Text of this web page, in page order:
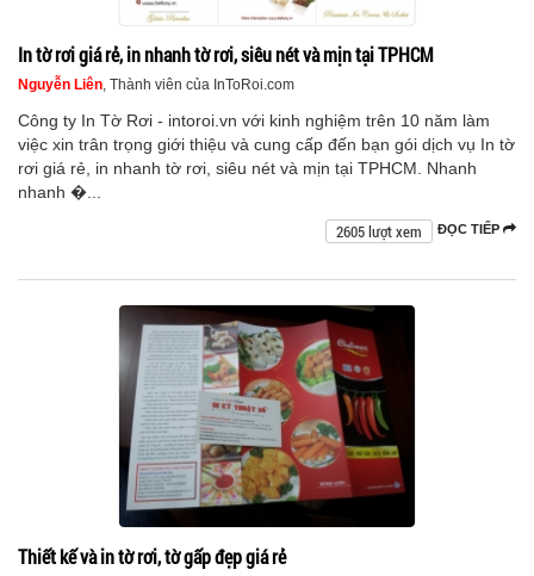
In tờ rơi giá rẻ, in nhanh tờ rơi, siêu nét và mịn tại TPHCM
Nguyễn Liên , Thành viên của InToRoi.com
Công ty In Tờ Rơi - intoroi.vn với kinh nghiệm trên 10 năm làm
việc xin trân trọng giới thiệu và cung cấp đến bạn gói dịch vụ In tờ
rơi giá rẻ, in nhanh tờ rơi, siêu nét và mịn tại TPHCM. Nhanh
nhanh �...
ĐỌC TIẾP
2605 lượt xem
Thiết kế và in tờ rơi, tờ gấp đẹp giá rẻ